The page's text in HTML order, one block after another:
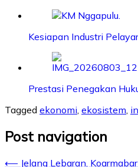
Kesiapan Industri
Prestasi Penegakan
Tagged ekonomi ekosistem
Post navigation
⟵ Jelang Lebaran,